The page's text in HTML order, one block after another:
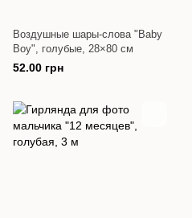
Воздушные шары-слова "Baby
Boy", голубые, 28×80 см
52.00 грн